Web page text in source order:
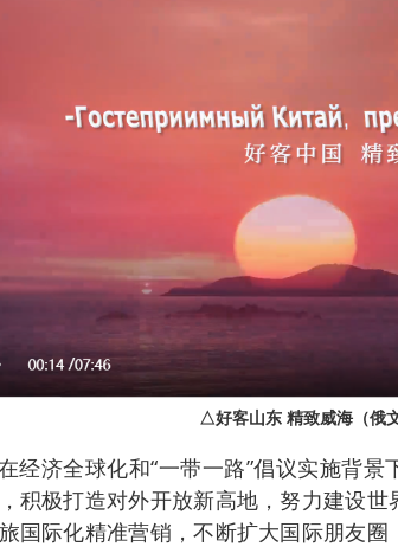
△好客山东 精致威海（俄
经济全球化和“一带一路”倡议实施背
积极打造对外开放新高地，努力建设
国际化精准营销，不断扩大国际朋友